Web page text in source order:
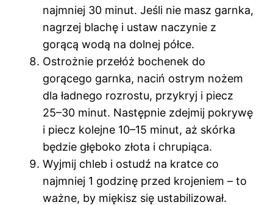
najmniej 30 minut. Jeśli nie masz garnka,
nagrzej blachę i ustaw naczynie z
gorącą wodą na dolnej półce.
Ostrożnie przełóż bochenek do
gorącego garnka, naciń ostrym nożem
dla ładnego rozrostu, przykryj i piecz
25–30 minut. Następnie zdejmij pokrywę
i piecz kolejne 10–15 minut, aż skórka
będzie głęboko złota i chrupiąca.
Wyjmij chleb i ostudź na kratce co
najmniej 1 godzinę przed krojeniem – to
ważne, by miękisz się ustabilizował.